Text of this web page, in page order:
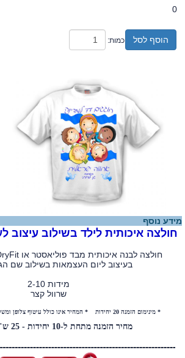
0
הוסף לסל כמות:
מידע נוסף
חולצה איכותית לילד בשילוב
חולצה לבנה איכותית מבד פוליאסטר או DryFit (בהתאם למלאי)
בעיצוב ליום העצמאות בשילוב שם
מידות 2-10
שרוול קצר
* מינימום הזמנה 20 יחידות * המחיר אינו כולל עיטוף צלופן ומשלוח. *
מחיר הזמנה מתחת ל-10 יחידות - 25 ש"ח ליחידה.